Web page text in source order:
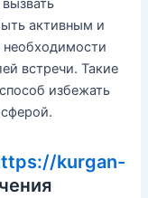
активным и
встречи. Такие
избежать
kurgan-